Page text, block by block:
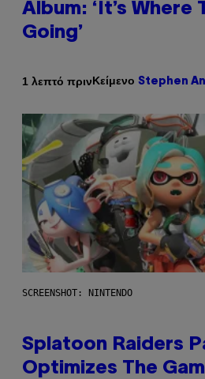
Album: ‘It’s Where
Going’
1 λεπτό πρινΚείμενο Stephen
SCREENSHOT: NINTENDO
Splatoon Raiders
Optimizes The